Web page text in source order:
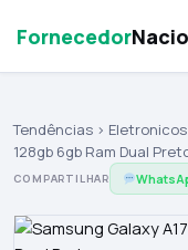
Fornecedor
Tendências› Eletronicos
128gb 6gb Ram Dual
COMPARTILHAR